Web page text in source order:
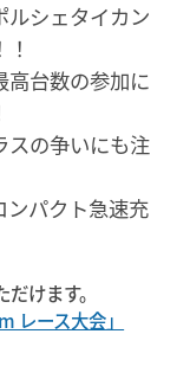
ルシェタイカン
高台数の参加に
スの争いにも注
ンパクト急速充
けます。
レース大会」